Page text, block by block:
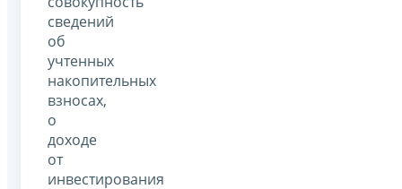
сведений
об
учтенных
накопительных
взносах,
о
доходе
от
инвестирования